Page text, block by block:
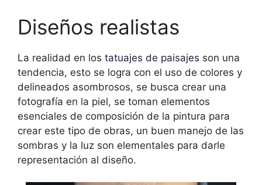
Diseños realistas
La realidad en los tatuajes de paisajes son una
tendencia, esto se logra con el uso de colores y
delineados asombrosos, se busca crear una
fotografía en la piel, se toman elementos
esenciales de composición de la pintura para
crear este tipo de obras, un buen manejo de las
sombras y la luz son elementales para darle
representación al diseño.